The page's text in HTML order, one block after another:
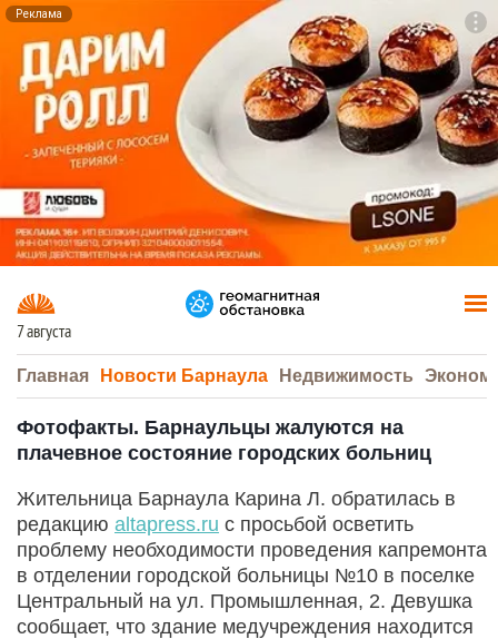
Реклама
7 августа
Главная Новости Барнаула Недвижимость
Фотофакты. Барнаульцы жалуются на
плачевное состояние городских больниц
Жительница Барнаула Карина Л. обратилась в
редакцию altapress.ru с просьбой осветить
проблему необходимости проведения капремонта
в отделении городской больницы №10 в поселке
Центральный на ул. Промышленная, 2. Девушка
сообщает, что здание медучреждения находится